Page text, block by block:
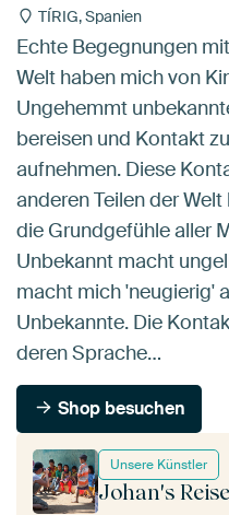
TÍRIG, Spanien
Unsere Künstler
Johan's
Echte Begegnungen
Welt haben mich von
Ungehemmt
bereisen und Kontakt
aufnehmen. Diese
anderen Teilen der
die Grundgefühle aller
Unbekannt macht
macht mich 'neugierig'
Unbekannte. Die
deren Sprache…
Shop besuchen